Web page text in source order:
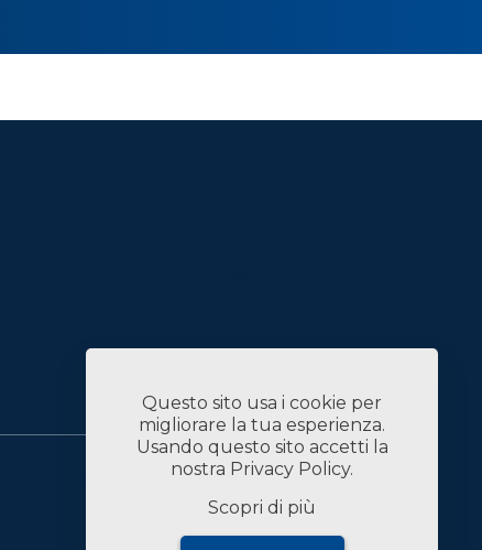
DATI SOCIETARI
Questo sito usa i cookie per
migliorare la tua esperienza.
Usando questo sito accetti la
nostra Privacy Policy.
Scopri di più